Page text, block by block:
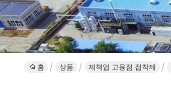
홈 상품 제책업 고융점 접착제